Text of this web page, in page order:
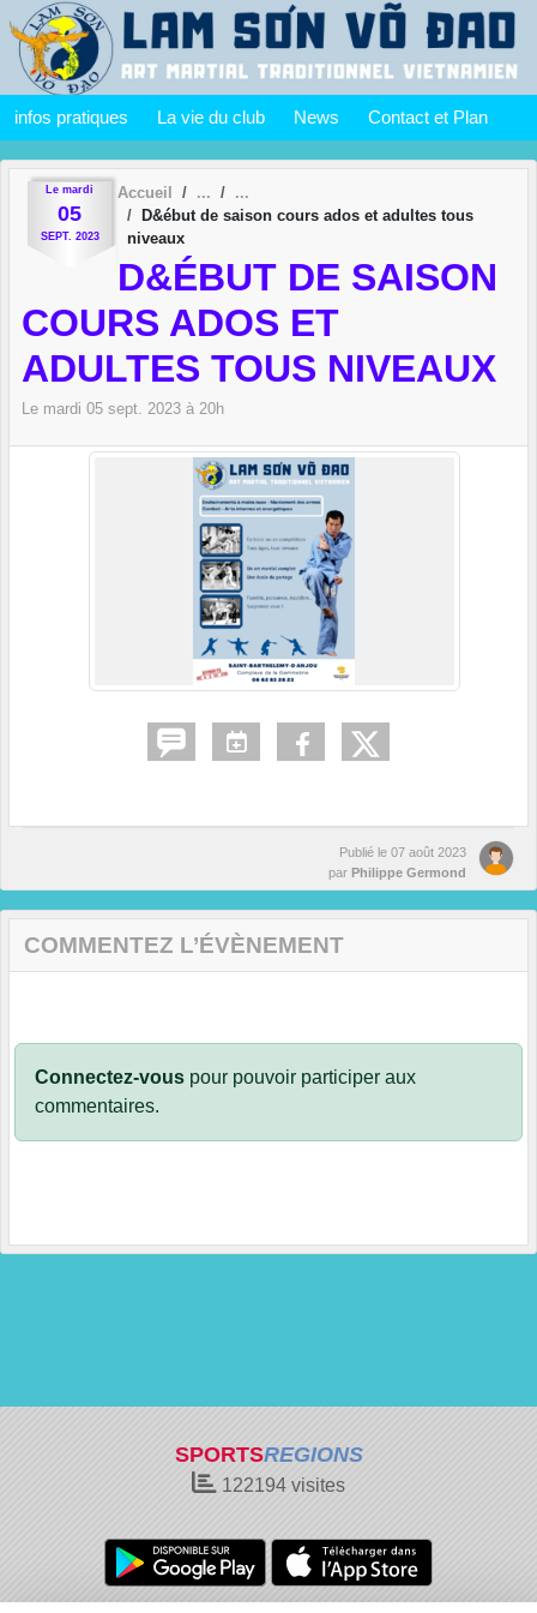
infos pratiques La vie du club News Contact et Plan
Le mardi
05
SEPT. 2023
Accueil
D&ébut de saison cours ados et adultes tous
niveaux
D&ÉBUT DE SAISON
COURS ADOS ET
ADULTES TOUS NIVEAUX
Le mardi 05 sept. 2023 à 20h
Publié le 07 août 2023
par Philippe Germond
COMMENTEZ L’ÉVÈNEMENT
Connectez-vous pour pouvoir participer aux
commentaires.
SPORTSREGIONS
122194 visites
Panneau de gestion des cookies